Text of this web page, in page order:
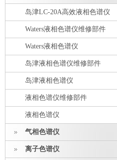
岛津LC-20A高效液相色谱仪
Waters液相色谱仪维修部件
Waters液相色谱仪
岛津液相色谱仪维修部件
岛津液相色谱仪
液相色谱仪维修部件
液相色谱仪
气相色谱仪
离子色谱仪